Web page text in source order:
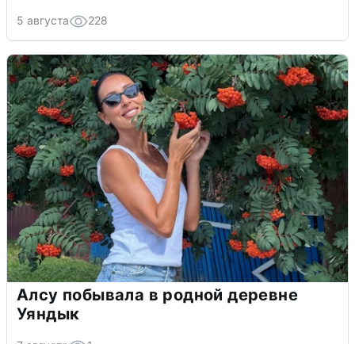
5 августа 228
Алсу побывала в родной деревне
Уяндык